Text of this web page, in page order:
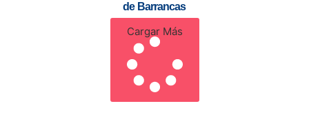
de Barrancas
Cargar Más